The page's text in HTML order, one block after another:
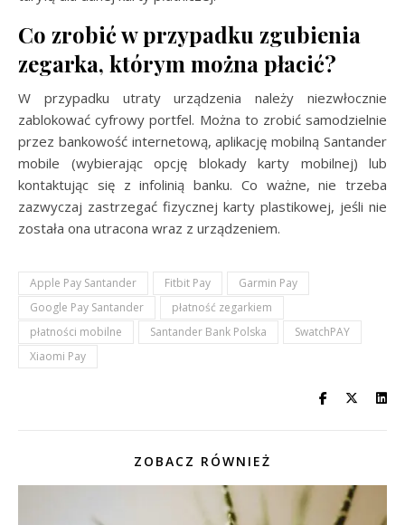
Co zrobić w przypadku zgubienia
zegarka, którym można płacić?
W przypadku utraty urządzenia należy niezwłocznie
zablokować cyfrowy portfel. Można to zrobić samodzielnie
przez bankowość internetową, aplikację mobilną Santander
mobile (wybierając opcję blokady karty mobilnej) lub
kontaktując się z infolinią banku. Co ważne, nie trzeba
zazwyczaj zastrzegać fizycznej karty plastikowej, jeśli nie
została ona utracona wraz z urządzeniem.
Apple Pay Santander Fitbit Pay
Garmin Pay
Google Pay Santander
płatność zegarkiem
płatności mobilne
Santander Bank Polska
SwatchPAY
Xiaomi Pay
ZOBACZ RÓWNIEŻ